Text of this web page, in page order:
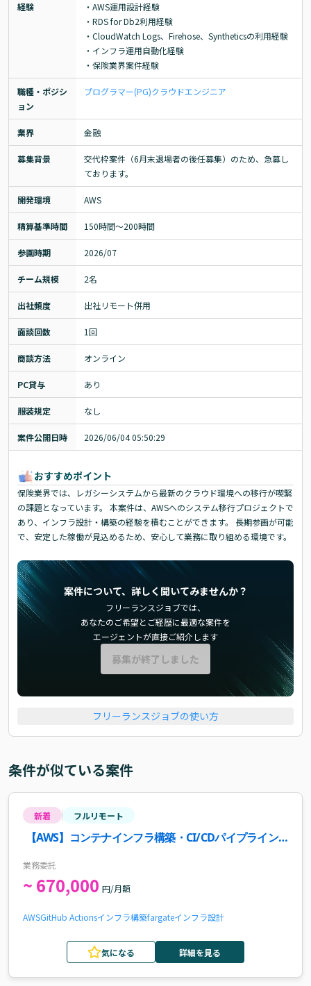
経験
・AWS運用設計経験
・RDS for Db2利用経験
・CloudWatch Logs、Firehose、Syntheticsの利用経験
・インフラ運用自動化経験
・保険業界案件経験
職種・ポジシ
ョン
プログラマー(PG)クラウドエンジニア
業界 金融
募集背景
交代枠案件（6月末退場者の後任募集）のため、急募し
ております。
開発環境 AWS
精算基準時間 150時間〜200時間
参画時期 2026/07
チーム規模 2名
出社頻度 出社リモート併用
面談回数 1回
商談方法 オンライン
PC貸与 あり
服装規定 なし
案件公開日時 2026/06/04 05:50:29
おすすめポイント
保険業界では、レガシーシステムから最新のクラウド環境への移行が喫緊
の課題となっています。 本案件は、AWSへのシステム移行プロジェクトで
あり、インフラ設計・構築の経験を積むことができます。 長期参画が可能
で、安定した稼働が見込めるため、安心して業務に取り組める環境です。
案件について、詳しく聞いてみませんか？
フリーランスジョブでは、
あなたのご希望とご経歴に最適な案件を
エージェントが直接ご紹介します
募集が終了しました
フリーランスジョブの使い方
条件が似ている案件
新着 フルリモート
【AWS】コンテナインフラ構築・CI/CDパイプライン
業務委託
~ 670,000 円/月額
AWSGitHub Actionsインフラ構築fargateインフラ設計
気になる 詳細を見る